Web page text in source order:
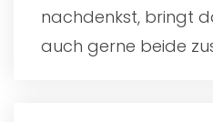
nachdenkst, bringt
auch gerne beide